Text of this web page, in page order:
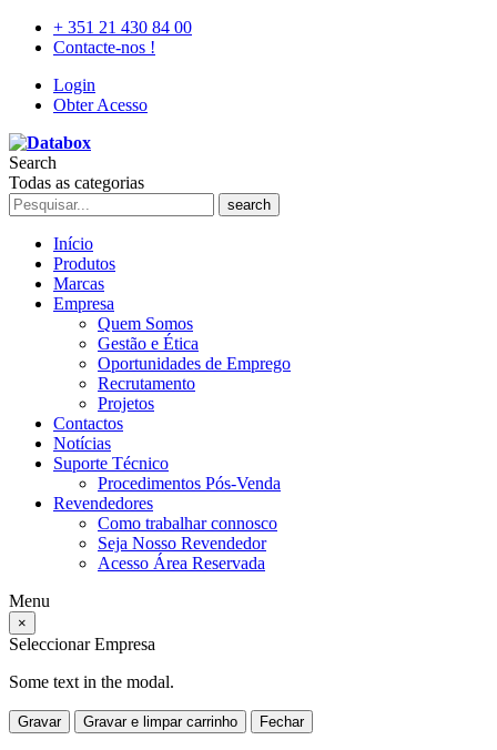
+ 351 21 430 84 00
Contacte-nos !
Login
Obter Acesso
Search
Todas as categorias
search
Início
Produtos
Marcas
Empresa
Quem Somos
Gestão e Ética
Oportunidades de Emprego
Recrutamento
Projetos
Contactos
Notícias
Suporte Técnico
Procedimentos Pós-Venda
Revendedores
Como trabalhar connosco
Seja Nosso Revendedor
Acesso Área Reservada
Menu
×
Seleccionar Empresa
Some text in the modal.
Gravar Gravar e limpar carrinho Fechar